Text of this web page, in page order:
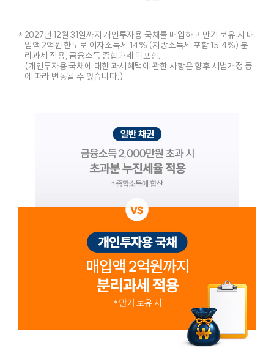
* 2027년 12월 31일까지 개인투자용 국채를 매입하고 만기 보유 시 매
입액 2억원 한도로 이자소득세 14% (지방소득세 포함 15.4%) 분
리과세 적용, 금융소득 종합과세 미포함.
(개인투자용 국채에 대한 과세혜택에 관한 사항은 향후 세법개정 등
에 따라 변동될 수 있습니다.)